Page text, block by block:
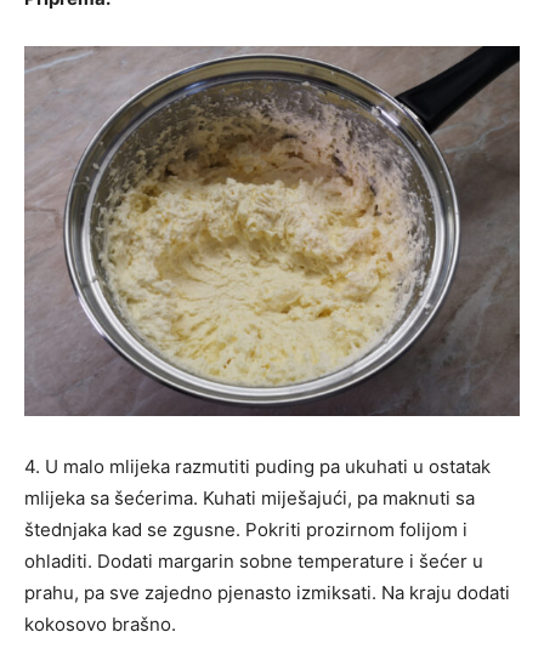
4. U malo mlijeka razmutiti puding pa ukuhati u ostatak
mlijeka sa šećerima. Kuhati miješajući, pa maknuti sa
štednjaka kad se zgusne. Pokriti prozirnom folijom i
ohladiti. Dodati margarin sobne temperature i šećer u
prahu, pa sve zajedno pjenasto izmiksati. Na kraju dodati
kokosovo brašno.